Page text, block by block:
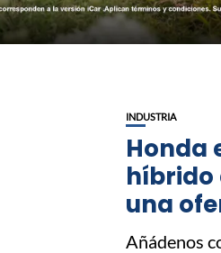
INDUSTRIA
Honda
híbrido
una
Añádenos